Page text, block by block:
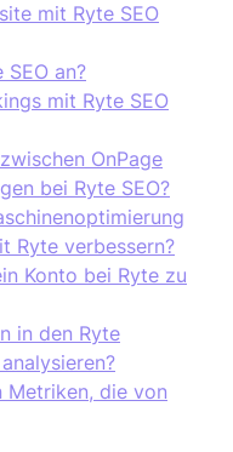
mit Ryte SEO
an?
mit Ryte SEO
OnPage
bei Ryte SEO?
Ryte verbessern?
Konto bei Ryte zu
in den Ryte
Metriken, die von